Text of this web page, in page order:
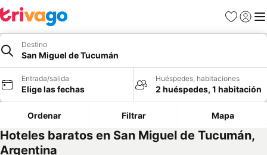
Favoritos
Iniciar
Destino
San Miguel de Tucumán
Entrada/salida
Elige las fechas
Huéspedes, habitaciones
2 huéspedes, 1 habitación
Ordenar Filtrar Mapa
Hoteles baratos en San Miguel de Tucumán,
Argentina